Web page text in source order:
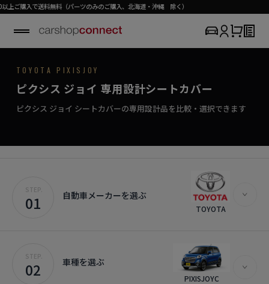
料（パーツのみのご購入、北海道・沖縄 除く）
TOYOTA / PIXIS JOY
SEAT COVER COLLECTION
PIXIS JOY
専用シートカバー
小さなクルマに、大きな満足を。
初めての方はこちら ›
TOYOTA PIXISJOY
ピクシス ジョイ 専用設計シートカバー
ピクシス ジョイ シートカバーの専用設計品を比較・選択できます
STEP.
01 自動車メーカーを選ぶ
TOYOTA
STEP.
02 車種を選ぶ
PIXISJOYC